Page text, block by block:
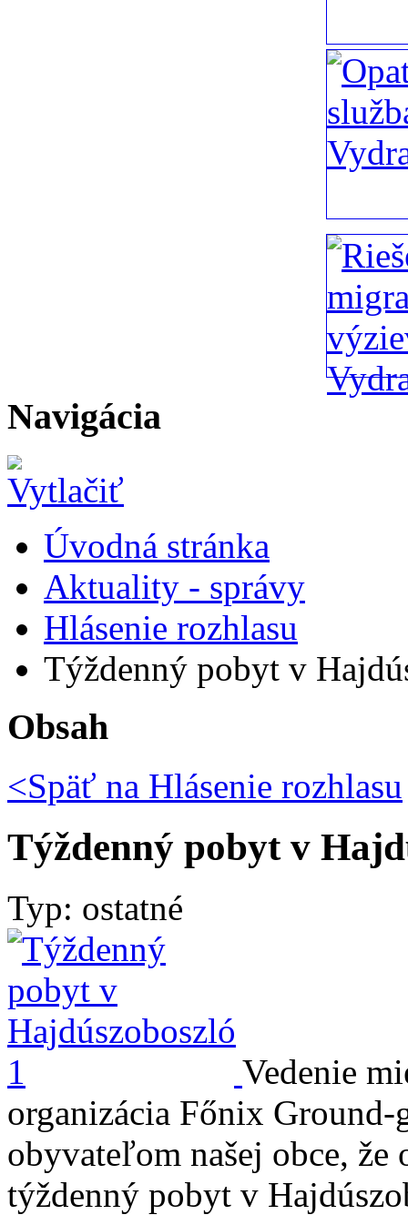
Navigácia
Úvodná stránka
Aktuality - správy
Hlásenie rozhlasu
Týždenný pobyt v
Obsah
<Späť na Hlásenie rozhlasu
Týždenný pobyt v
Typ: ostatné
Vedenie
organizácia Főnix
obyvateľom našej obce,
týždenný pobyt v